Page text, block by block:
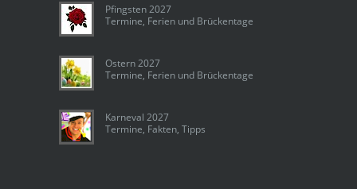
Pfingsten 2027
Termine, Ferien und Brückentage
Ostern 2027
Termine, Ferien und Brückentage
Karneval 2027
Termine, Fakten, Tipps